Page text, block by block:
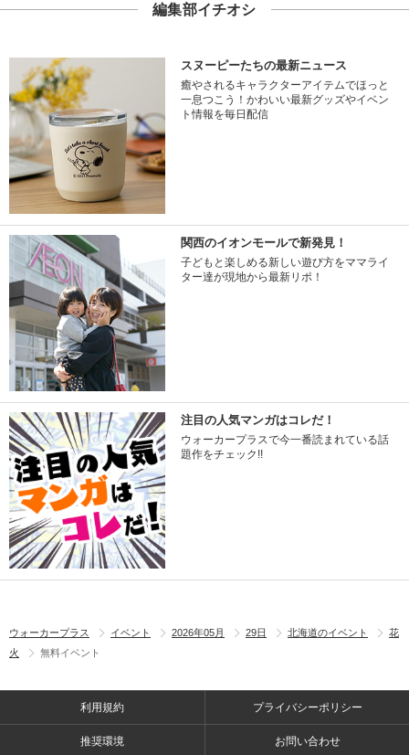
編集部イチオシ
スヌーピーたちの最新ニュース
癒やされるキャラクターアイテムでほっと
一息つこう！かわいい最新グッズやイベン
ト情報を毎日配信
関西のイオンモールで新発見！
子どもと楽しめる新しい遊び方をママライ
ター達が現地から最新リポ！
注目の人気マンガはコレだ！
ウォーカープラスで今一番読まれている話
題作をチェック!!
ウォーカープラス イベント 2026年05月 29日 北海道のイベント
花
火
無料イベント
利用規約 プライバシーポリシー
推奨環境 お問い合わせ